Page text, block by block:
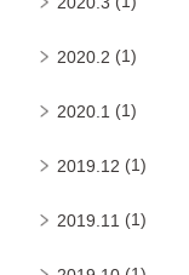
2020.2 (1)
2020.1 (1)
2019.12 (1)
2019.11 (1)